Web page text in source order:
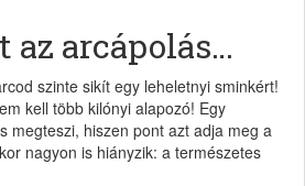
az arcápolás…
szinte sikít egy leheletnyi sminkért!
kell több kilónyi alapozó! Egy
megteszi, hiszen pont azt adja meg a
nagyon is hiányzik: a természetes